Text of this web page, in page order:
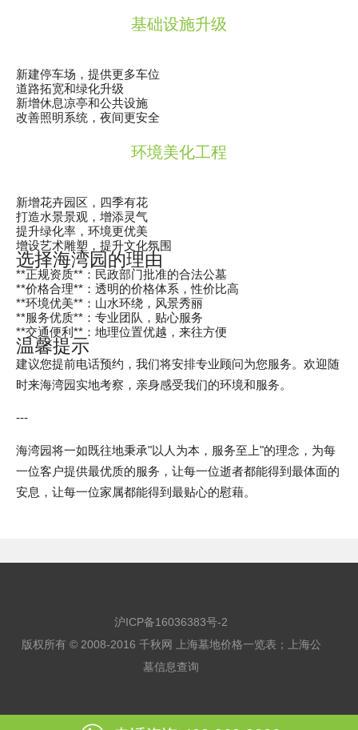
基础设施升级
新建停车场，提供更多车位
道路拓宽和绿化升级
新增休息凉亭和公共设施
改善照明系统，夜间更安全
环境美化工程
新增花卉园区，四季有花
打造水景景观，增添灵气
提升绿化率，环境更优美
增设艺术雕塑，提升文化氛围
选择海湾园的理由
**正规资质**：民政部门批准的合法公墓
**价格合理**：透明的价格体系，性价比高
**环境优美**：山水环绕，风景秀丽
**服务优质**：专业团队，贴心服务
**交通便利**：地理位置优越，来往方便
温馨提示
建议您提前电话预约，我们将安排专业顾问为您服务。欢迎随
时来海湾园实地考察，亲身感受我们的环境和服务。
---
海湾园将一如既往地秉承"以人为本，服务至上"的理念，为每
一位客户提供最优质的服务，让每一位逝者都能得到最体面的
安息，让每一位家属都能得到最贴心的慰藉。
沪ICP备16036383号-2
版权所有 © 2008-2016 千秋网
上海墓地价格一览表 ；
上海公
墓信息查询